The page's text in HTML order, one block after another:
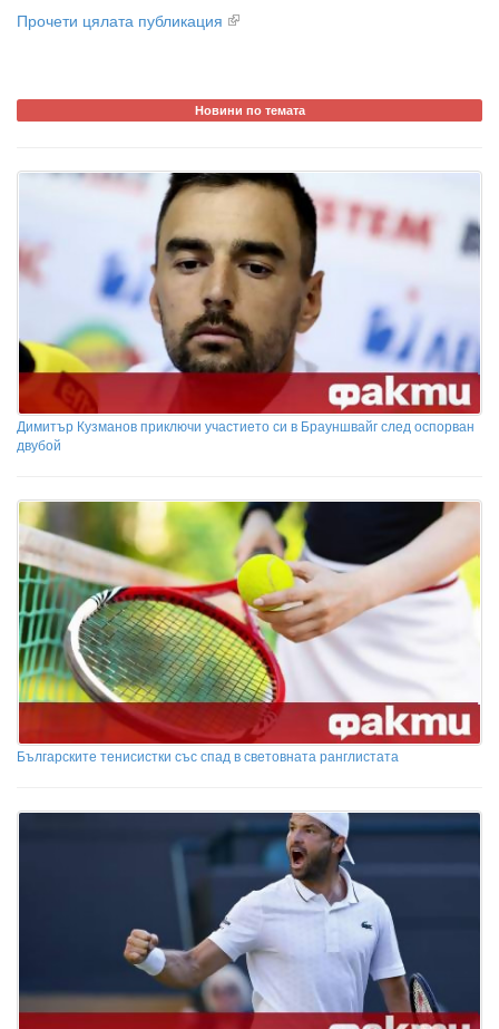
Прочети цялата публикация
Новини по темата
Димитър Кузманов приключи участието си в Брауншвайг след оспорван
двубой
Българските тенисистки със спад в световната ранглистата